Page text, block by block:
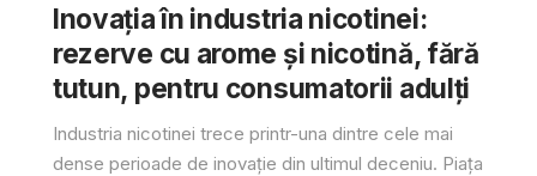
Inovația în industria nicotinei:
rezerve cu arome și nicotină, fără
tutun, pentru consumatorii adulți
Industria nicotinei trece printr-una dintre cele mai
dense perioade de inovație din ultimul deceniu. Piața